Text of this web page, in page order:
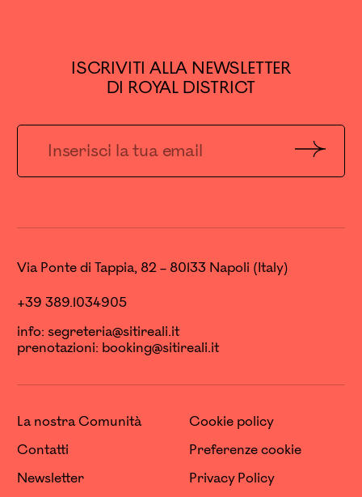
ISCRIVITI ALLA NEWSLETTER
DI ROYAL DISTRICT
Invia
Via Ponte di Tappia, 82 – 80133 Napoli (Italy)
+39 389.1034905
info: segreteria@sitireali.it
prenotazioni: booking@sitireali.it
La nostra Comunità
Contatti
Newsletter
Cookie policy
Preferenze cookie
Privacy Policy